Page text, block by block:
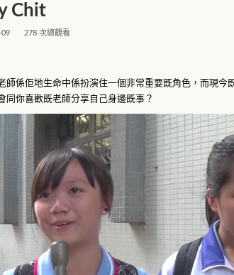
Chit
09 278 次總觀看
師係佢地生命中係扮演住一個非常重要既角色，而現今
同你喜歡既老師分享自己身邊既事？